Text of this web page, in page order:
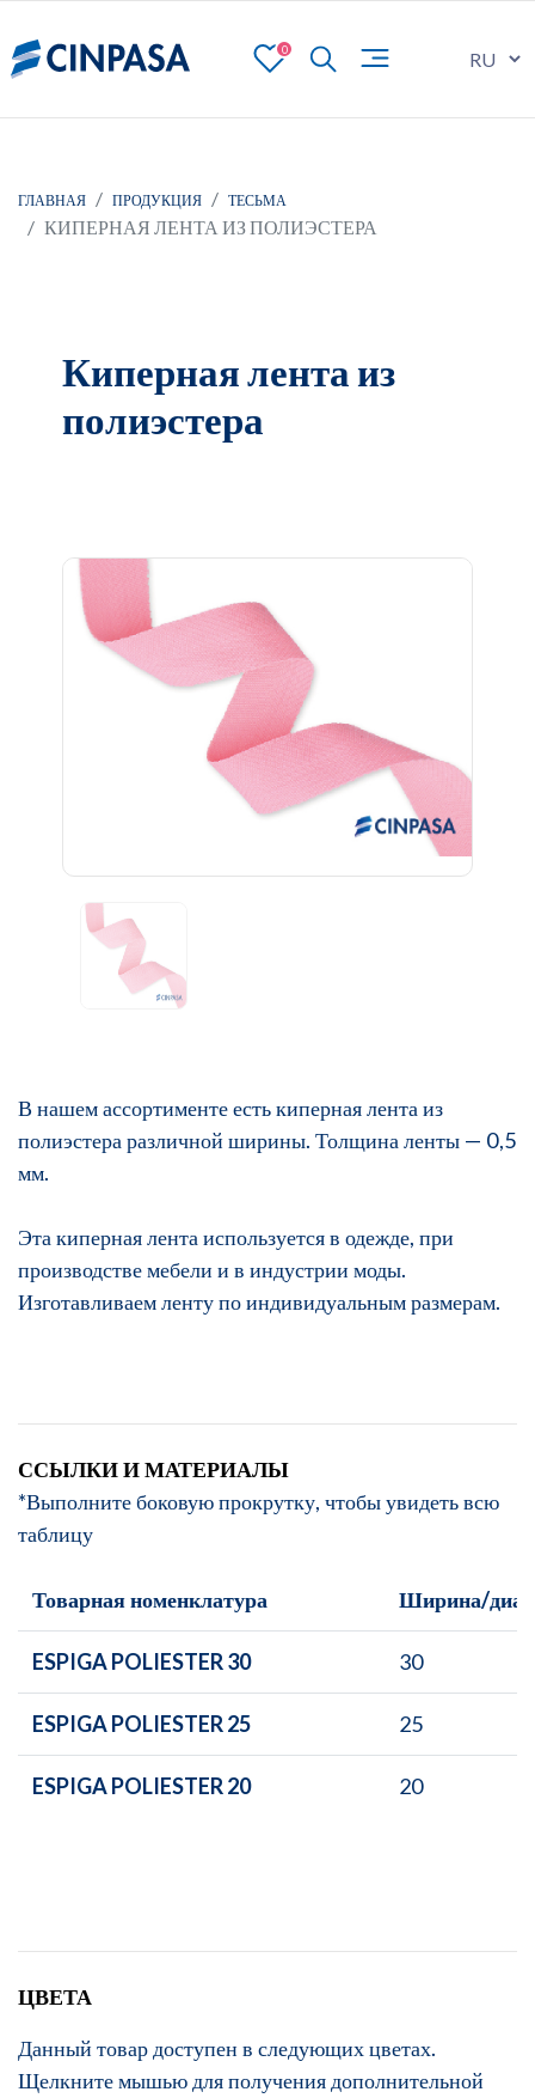
0
ГЛАВНАЯ ПРОДУКЦИЯ ТЕСЬМА
КИПЕРНАЯ ЛЕНТА ИЗ ПОЛИЭСТЕРА
Киперная лента из
полиэстера
В нашем ассортименте есть киперная лента из
полиэстера различной ширины. Толщина ленты — 0,5
мм.
Эта киперная лента используется в одежде, при
производстве мебели и в индустрии моды.
Изготавливаем ленту по индивидуальным размерам.
ССЫЛКИ И МАТЕРИАЛЫ
*Выполните боковую прокрутку, чтобы увидеть всю
таблицу
Товарная номенклатура Ширина/
ESPIGA POLIESTER 30 30
ESPIGA POLIESTER 25 25
ESPIGA POLIESTER 20 20
ЦВЕТА
Данный товар доступен в следующих цветах.
Щелкните мышью для получения дополнительной